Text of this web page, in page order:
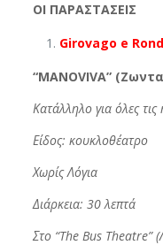
ΟΙ ΠΑΡΑΣΤΑΣΕΙΣ
Girovago e
“MANOVIVA”
Κατάλληλο για όλες τις
Είδος: κουκλοθέατρο
Χωρίς Λόγια
Διάρκεια: 30 λεπτά
Στο“The Bus Theatre” (